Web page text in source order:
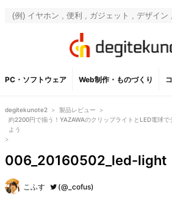
PC・ソフトウェア Web制作・ものづくり
degitekunote2 > 製品レビュー
>
約2200円で揃う！YAZAWAのクリップライトとLED電球
よう
>
006_20160502_led-light
こふす (@_cofus)